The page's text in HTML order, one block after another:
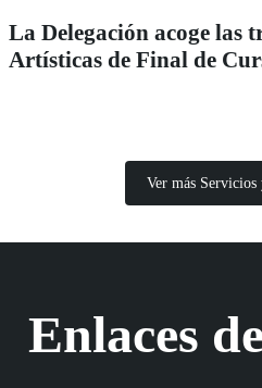
La Delegación acoge las
Artísticas de Final de
Ver más Servicios
Enlaces